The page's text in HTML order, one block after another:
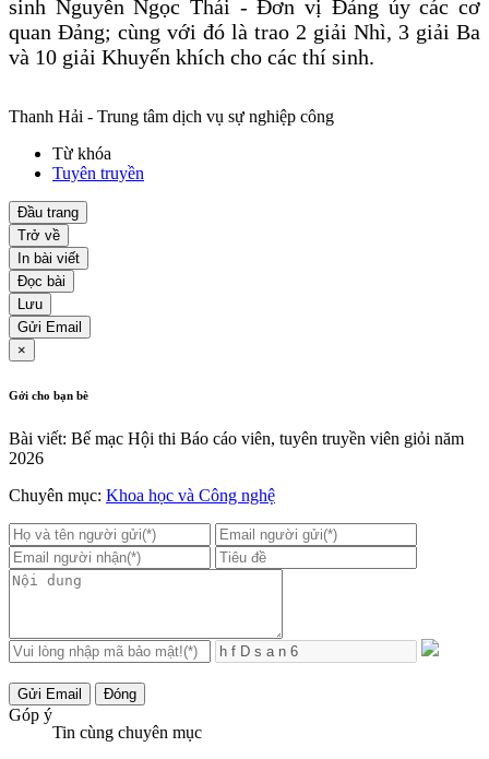
sinh Nguyễn Ngọc Thái - Đơn vị Đảng ủy các cơ
quan Đảng; cùng với đó là trao 2 giải Nhì, 3 giải Ba
và 10 giải Khuyến khích cho các thí sinh.
Thanh Hải - Trung tâm dịch vụ sự nghiệp công
Từ khóa
Tuyên truyền
Đầu trang
Trở về
In bài viết
Đọc bài
Lưu
Gửi Email
×
Gởi cho bạn bè
Bài viết: Bế mạc Hội thi Báo cáo viên, tuyên truyền viên giỏi năm
2026
Chuyên mục: Khoa học và Công nghệ
Gửi Email Đóng
Góp ý
Tin cùng chuyên mục